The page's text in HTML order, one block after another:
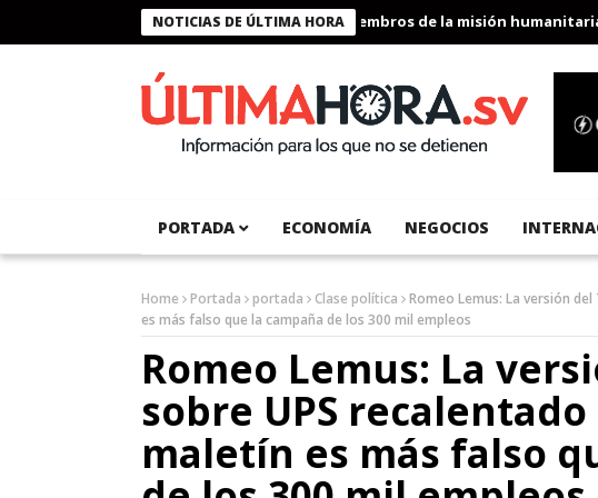
NOTICIAS DE ÚLTIMA HORA
Presidente Bukele condecora a miembros de la misión humanitaria
PORTADA ECONOMÍA NEGOCIOS
Home Portada portada Clase política
Romeo Lemus: La versión
es más falso que la campaña de los 300 mil empleos
Romeo Lemus: La
sobre UPS
maletín es más falso